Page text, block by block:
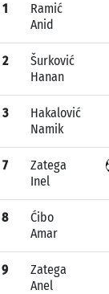
1
Ramić
Anid
2
Šurković
Hanan
3
Hakalović
Namik
7
Zatega
Inel
8
Ćibo
Amar
9
Zatega
Anel